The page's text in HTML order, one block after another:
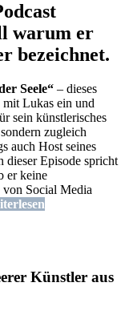
warum er
bezeichnet.
Seele“ – dieses
mit Lukas ein und
sein künstlerisches
zugleich
auch Host seines
dieser Episode spricht
er keine
Social Media
Künstler aus